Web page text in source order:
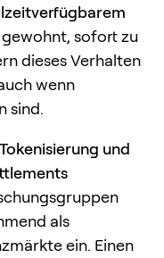
sofort zu
dieses Verhalten
wenn
sind.
und
als
ein. Einen